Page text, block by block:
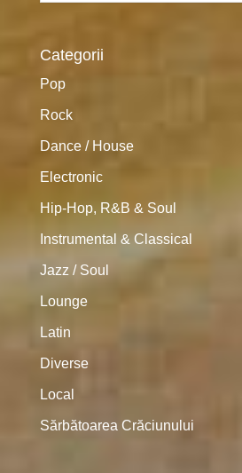
Categorii
Pop
Rock
Dance / House
Electronic
Hip-Hop, R&B & Soul
Instrumental & Classical
Jazz / Soul
Lounge
Latin
Diverse
Local
Sărbătoarea Crăciunului